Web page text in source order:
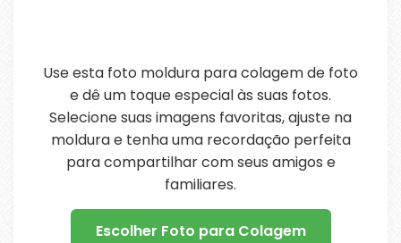
Use esta foto moldura para colagem de foto
e dê um toque especial às suas fotos.
Selecione suas imagens favoritas, ajuste na
moldura e tenha uma recordação perfeita
para compartilhar com seus amigos e
familiares.
Escolher Foto para Colagem